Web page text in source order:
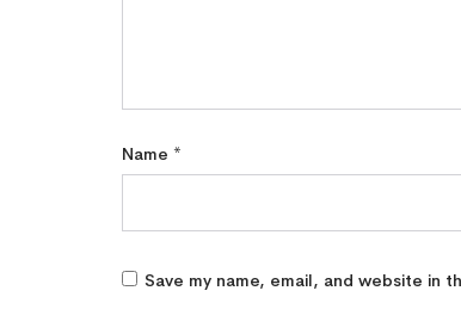
Name *
Save my name, email, and website in